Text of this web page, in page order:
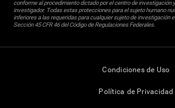
conforme al procedimiento dictado por el centro de investigación
investigador. Todas estas protecciones para el sujeto humano
inferiores a las requeridas para cualquier sujeto de investigación
Sección 45 CFR 46 del Código de Regulaciones Federales.
Condiciones de Uso
Política de Privacidad